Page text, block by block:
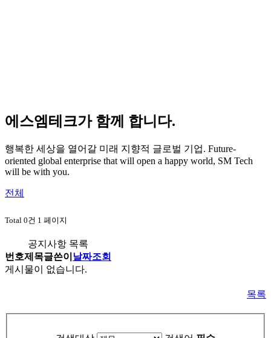
에스엠테크가 함께 합니다.
행복한 세상을 열어갈 미래 지향적 글로벌 기업. Future-
oriented global enterprise that will open a happy world, SM Tech
will be with you.
전체
Total 0건 1 페이지
공지사항 목록
번호제목글쓴이 날짜조회
게시물이 없습니다.
목록